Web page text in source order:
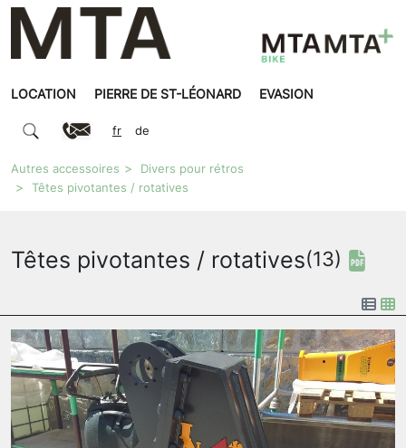
LOCATION PIERRE DE ST-LÉONARD EVASION
fr de
Autres accessoires
Divers pour rétros
Têtes pivotantes / rotatives
Têtes pivotantes / rotatives(13)